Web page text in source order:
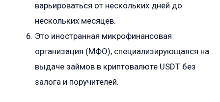
варьироваться от нескольких дней до
нескольких месяцев.
Это иностранная микрофинансовая
организация (МФО), специализирующаяся на
выдаче займов в криптовалюте USDT без
залога и поручителей.